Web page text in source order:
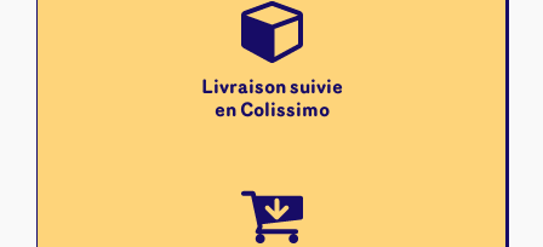
Livraison suivie
en Colissimo